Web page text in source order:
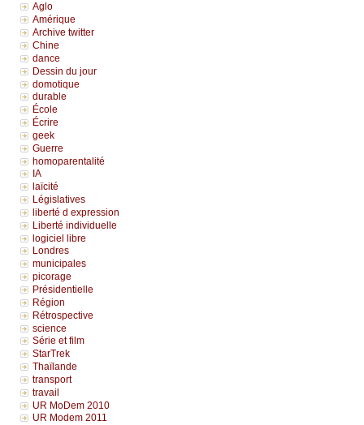
Aglo
Amérique
Archive twitter
Chine
dance
Dessin du jour
domotique
durable
École
Écrire
geek
Guerre
homoparentalité
IA
laïcité
Législatives
liberté d expression
Liberté individuelle
logiciel libre
Londres
municipales
picorage
Présidentielle
Région
Rétrospective
science
Série et film
StarTrek
Thaïlande
transport
travail
UR MoDem 2010
UR Modem 2011